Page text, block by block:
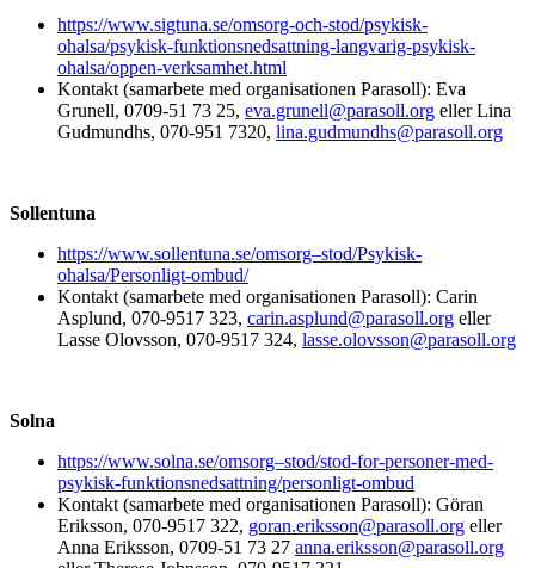
https://www.sigtuna.se/omsorg-och-stod/psykisk-
ohalsa/psykisk-funktionsnedsattning-langvarig-psykisk-
ohalsa/oppen-verksamhet.html
Kontakt (samarbete med organisationen Parasoll): Eva
Grunell, 0709-51 73 25, eva.grunell@parasoll.org eller Lina
Gudmundhs, 070-951 7320, lina.gudmundhs@parasoll.org
Sollentuna
https://www.sollentuna.se/omsorg–stod/Psykisk-
ohalsa/Personligt-ombud/
Kontakt (samarbete med organisationen Parasoll): Carin
Asplund, 070-9517 323, carin.asplund@parasoll.org eller
Lasse Olovsson, 070-9517 324, lasse.olovsson@parasoll.org
Solna
https://www.solna.se/omsorg–stod/stod-for-personer-med-
psykisk-funktionsnedsattning/personligt-ombud
Kontakt (samarbete med organisationen Parasoll): Göran
Eriksson, 070-9517 322, goran.eriksson@parasoll.org eller
Anna Eriksson, 0709-51 73 27 anna.eriksson@parasoll.org